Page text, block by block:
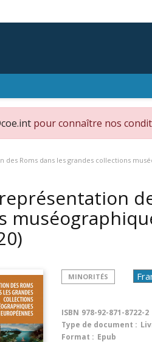
pour connaître nos
des Roms dans les grandes collections
MINORITÉS
ISBN 978-92-871-8722-2
Type de document :
Format : Epub